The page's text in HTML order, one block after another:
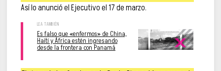
Así lo anunció el Ejecutivo el 17 de marzo.
Es falso que «enfermos» de China,
Haití y África estén ingresando
desde la frontera con Panamá